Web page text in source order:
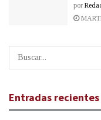
por
Entradas recientes